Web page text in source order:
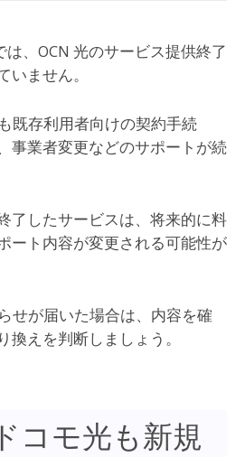
は、OCN 光のサービス提供終了
いません。
既存利用者向けの契約手続
事業者変更などのサポートが続
了したサービスは、将来的に料
ート内容が変更される可能性が
せが届いた場合は、内容を確
換えを判断しましょう。
コモ光も新規